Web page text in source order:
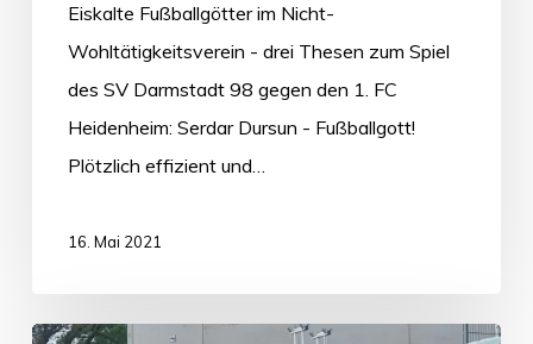
Eiskalte Fußballgötter im Nicht-
Wohltätigkeitsverein - drei Thesen zum Spiel
des SV Darmstadt 98 gegen den 1. FC
Heidenheim: Serdar Dursun - Fußballgott!
Plötzlich effizient und…
16. Mai 2021